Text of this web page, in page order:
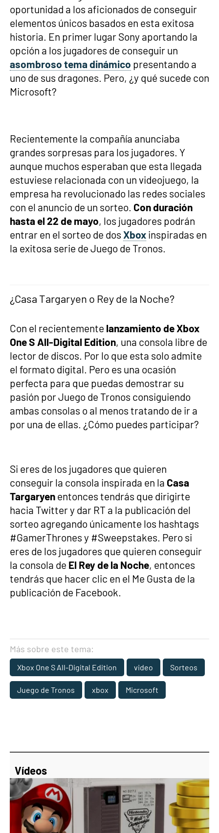
oportunidad a los aficionados de conseguir
elementos únicos basados en esta exitosa
historia. En primer lugar Sony aportando la
opción a los jugadores de conseguir un
asombroso tema dinámico presentando a
uno de sus dragones. Pero, ¿y qué sucede con
Microsoft?
Recientemente la compañía anunciaba
grandes sorpresas para los jugadores. Y
aunque muchos esperaban que esta llegada
estuviese relacionada con un videojuego, la
empresa ha revolucionado las redes sociales
con el anuncio de un sorteo. Con duración
hasta el 22 de mayo, los jugadores podrán
entrar en el sorteo de dos Xbox inspiradas en
la exitosa serie de Juego de Tronos.
¿Casa Targaryen o Rey de la Noche?
Con el recientemente lanzamiento de Xbox
One S All-Digital Edition, una consola libre de
lector de discos. Por lo que esta solo admite
el formato digital. Pero es una ocasión
perfecta para que puedas demostrar su
pasión por Juego de Tronos consiguiendo
ambas consolas o al menos tratando de ir a
por una de ellas. ¿Cómo puedes participar?
Si eres de los jugadores que quieren
conseguir la consola inspirada en la Casa
Targaryen entonces tendrás que dirigirte
hacia Twitter y dar RT a la publicación del
sorteo agregando únicamente los hashtags
#GamerThrones y #Sweepstakes. Pero si
eres de los jugadores que quieren conseguir
la consola de El Rey de la Noche, entonces
tendrás que hacer clic en el Me Gusta de la
publicación de Facebook.
Más sobre este tema:
Xbox One S All-Digital Edition video Sorteos
Juego de Tronos xbox Microsoft
Vídeos